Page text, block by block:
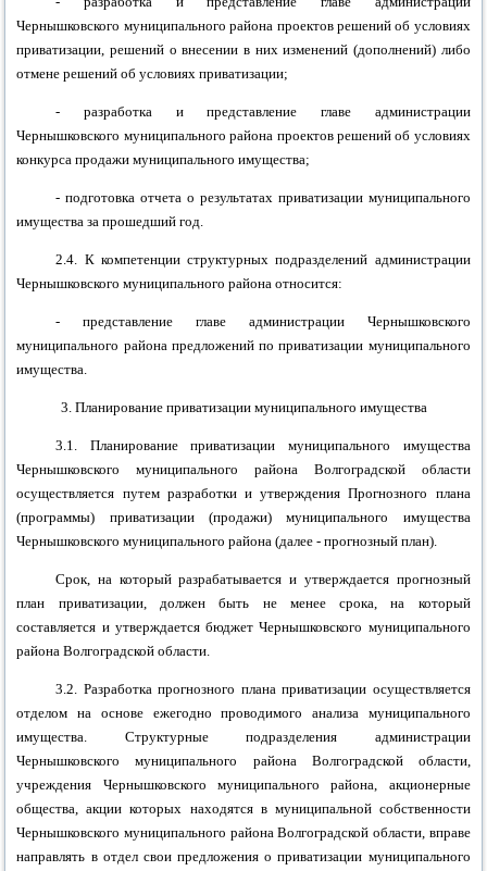
Чернышковского муниципального района проектов решений об условиях
приватизации, решений о внесении в них изменений (дополнений) либо
отмене решений об условиях приватизации;
- разработка и представление главе администрации
Чернышковского муниципального района проектов решений об условиях
конкурса продажи муниципального имущества;
- подготовка отчета о результатах приватизации муниципального
имущества за прошедший год.
2.4. К компетенции структурных подразделений администрации
Чернышковского муниципального района относится:
- представление главе администрации Чернышковского
муниципального районапредложений по приватизации муниципального
имущества.
3. Планирование приватизации муниципального имущества
3.1. Планирование приватизации муниципального имущества
Чернышковского муниципального района Волгоградской области
осуществляется путем разработки и утверждения Прогнозного плана
(программы) приватизации (продажи) муниципального имущества
Чернышковского муниципального района (далее - прогнозный план).
Срок, на который разрабатывается и утверждается прогнозный
план приватизации, должен быть не менее срока, на который
составляется и утверждается бюджетЧернышковского муниципального
района Волгоградской области.
3.2. Разработка прогнозного плана приватизации осуществляется
отделом на основе ежегодно проводимого анализа муниципального
имущества. Структурные подразделения администрации
Чернышковского муниципального районаВолгоградской области,
учреждения Чернышковского муниципального района, акционерные
общества, акции которых находятся в муниципальной собственности
Чернышковского муниципального районаВолгоградской области, вправе
направлять в отдел свои предложения о приватизации муниципального